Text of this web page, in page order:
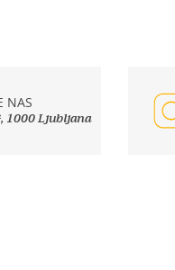
NAS
1000 Ljubljana